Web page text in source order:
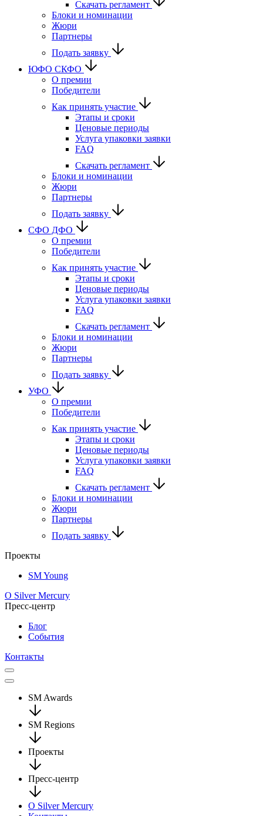
Скачать регламент
Блоки и номинации
Жюри
Партнеры
Подать заявку
ЮФО СКФО
О премии
Победители
Как принять участие
Этапы и сроки
Ценовые периоды
Услуга упаковки заявки
FAQ
Скачать регламент
Блоки и номинации
Жюри
Партнеры
Подать заявку
CФО ДФО
О премии
Победители
Как принять участие
Этапы и сроки
Ценовые периоды
Услуга упаковки заявки
FAQ
Скачать регламент
Блоки и номинации
Жюри
Партнеры
Подать заявку
УФО
О премии
Победители
Как принять участие
Этапы и сроки
Ценовые периоды
Услуга упаковки заявки
FAQ
Скачать регламент
Блоки и номинации
Жюри
Партнеры
Подать заявку
Проекты
SM Young
О Silver Mercury
Пресс-центр
Блог
События
Контакты
SM Awards
SM Regions
Проекты
Пресс-центр
О Silver Mercury